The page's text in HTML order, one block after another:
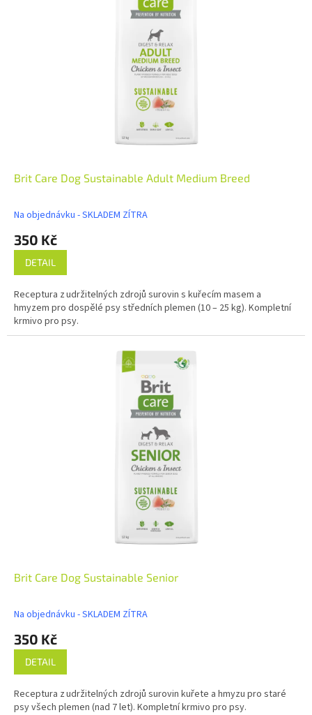
Brit Care Dog Sustainable Adult Medium Breed
Na objednávku - SKLADEM ZÍTRA
350 Kč
DETAIL
Receptura z udržitelných zdrojů surovin s kuřecím masem a
hmyzem pro dospělé psy středních plemen (10 – 25 kg). Kompletní
krmivo pro psy.
Brit Care Dog Sustainable Senior
Na objednávku - SKLADEM ZÍTRA
350 Kč
DETAIL
Receptura z udržitelných zdrojů surovin kuřete a hmyzu pro staré
psy všech plemen (nad 7 let). Kompletní krmivo pro psy.